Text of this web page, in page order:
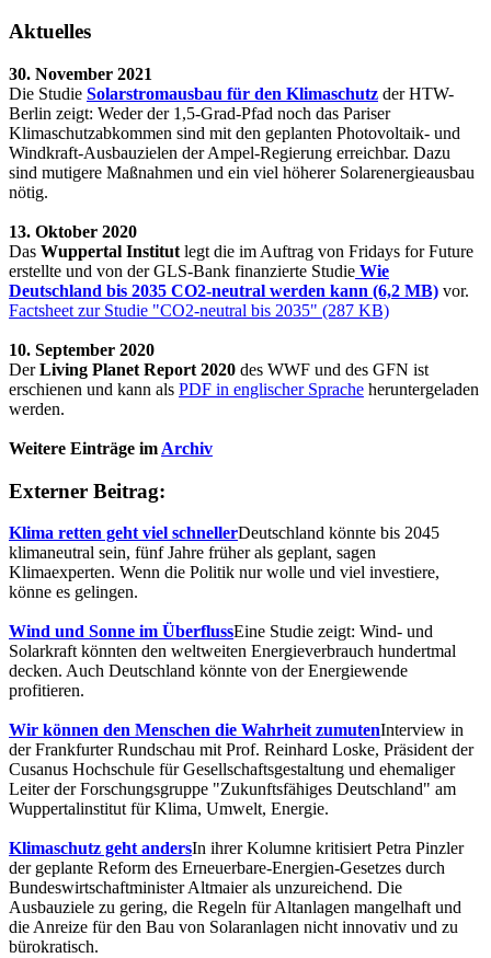
Aktuelles
30. November 2021
Die Studie Solarstromausbau für den Klimaschutz der HTW-
Berlin zeigt: Weder der 1,5-Grad-Pfad noch das Pariser
Klimaschutzabkommen sind mit den geplanten Photovoltaik- und
Windkraft-Ausbauzielen der Ampel-Regierung erreichbar. Dazu
sind mutigere Maßnahmen und ein viel höherer Solarenergieausbau
nötig.
13. Oktober 2020
Das Wuppertal Institut legt die im Auftrag von Fridays for Future
erstellte und von der GLS-Bank finanzierte Studie Wie
Deutschland bis 2035 CO2-neutral werden kann (6,2 MB) vor.
Factsheet zur Studie "CO2-neutral bis 2035" (287 KB)
10. September 2020
DerLiving Planet Report 2020 des WWF und des GFN ist
erschienen und kann als PDF in englischer Sprache heruntergeladen
werden.
Weitere Einträge im Archiv
Externer Beitrag:
Klima retten geht viel schnellerDeutschland könnte bis 2045
klimaneutral sein, fünf Jahre früher als geplant, sagen
Klimaexperten. Wenn die Politik nur wolle und viel investiere,
könne es gelingen.
Wind und Sonne im ÜberflussEine Studie zeigt: Wind- und
Solarkraft könnten den weltweiten Energieverbrauch hundertmal
decken. Auch Deutschland könnte von der Energiewende
profitieren.
Wir können den Menschen die Wahrheit zumutenInterview in
der Frankfurter Rundschau mit Prof. Reinhard Loske, Präsident der
Cusanus Hochschule für Gesellschaftsgestaltung und ehemaliger
Leiter der Forschungsgruppe "Zukunftsfähiges Deutschland" am
Wuppertalinstitut für Klima, Umwelt, Energie.
Klimaschutz geht andersIn ihrer Kolumne kritisiert Petra Pinzler
der geplante Reform des Erneuerbare-Energien-Gesetzes durch
Bundeswirtschaftminister Altmaier als unzureichend. Die
Ausbauziele zu gering, die Regeln für Altanlagen mangelhaft und
die Anreize für den Bau von Solaranlagen nicht innovativ und zu
bürokratisch.